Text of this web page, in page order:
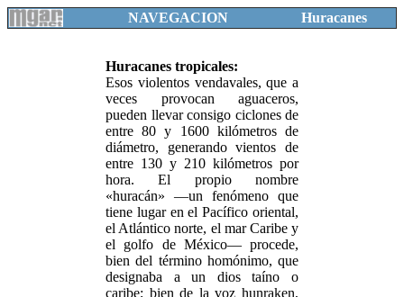
NAVEGACION Huracanes
Huracanes tropicales:
Esos violentos vendavales, que a
veces provocan aguaceros,
pueden llevar consigo ciclones de
entre 80 y 1600 kilómetros de
diámetro, generando vientos de
entre 130 y 210 kilómetros por
hora. El propio nombre
«huracán» —un fenómeno que
tiene lugar en el Pacífico oriental,
el Atlántico norte, el mar Caribe y
el golfo de México— procede,
bien del término homónimo, que
designaba a un dios taíno o
caribe; bien de la voz hunraken,